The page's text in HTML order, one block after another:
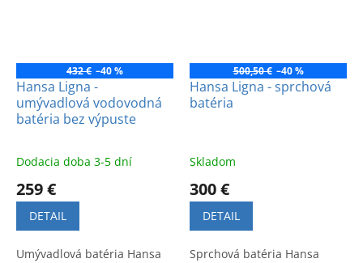
432 € –40 %
Hansa Ligna -
umývadlová vodovodná
batéria bez výpuste
Dodacia doba 3-5 dní
259 €
DETAIL
Umývadlová batéria Hansa
500,50 € –40 %
Hansa Ligna - sprchová
batéria
Skladom
300 €
DETAIL
Sprchová batéria Hansa